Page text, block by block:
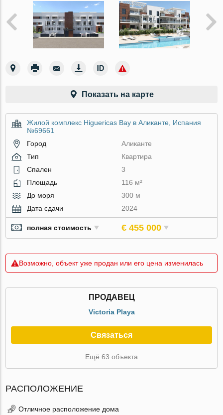
Показать на карте
Жилой комплекс Higuericas Bay в Аликанте, Испания
№69661
Город
Аликанте
Тип
Квартира
Спален
3
Площадь
116 м²
До моря
300 м
Дата сдачи
2024
полная стоимость € 455 000
Возможно, объект уже продан или его цена изменилась
ПРОДАВЕЦ
Victoria Playa
Связаться
Ещё 63 объекта
РАСПОЛОЖЕНИЕ
Отличное расположение дома